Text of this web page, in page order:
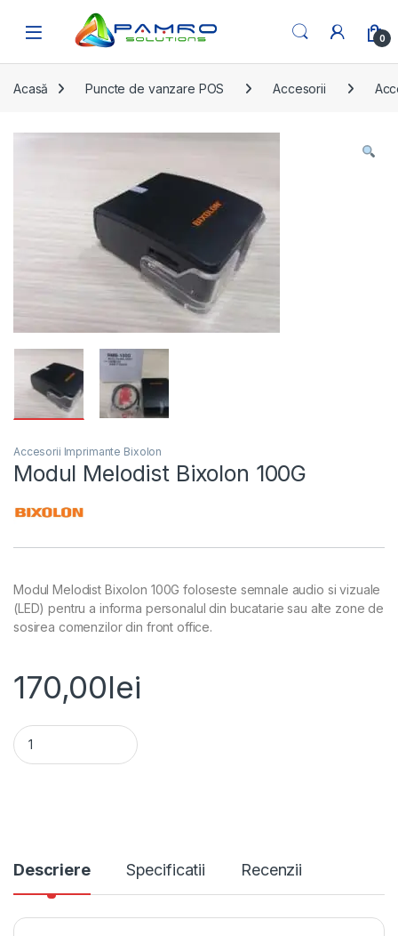
Skip to navigation
Open 0
Acasă Puncte de vanzare POS Accesorii
Accesorii Imprimante Bixolon
Modul Melodist Bixolon 100G
Modul Melodist Bixolon 100G foloseste semnale audio si vizuale
(LED) pentru a informa personalul din bucatarie sau alte zone de
sosirea comenzilor din front office.
170,00lei
Modul Melodist Bixolon 100G quantity
Descriere Specificatii Recenzii